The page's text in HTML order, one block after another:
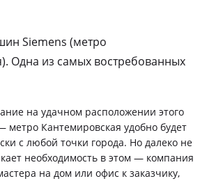
Siemens (метро
Одна из самых востребованных
на удачном расположении этого
метро Кантемировская удобно будет
с любой точки города. Но далеко не
необходимость в этом — компания
на дом или офис к заказчику,